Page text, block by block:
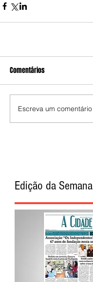
Comentários
Escreva um comentário
Edição da Semana